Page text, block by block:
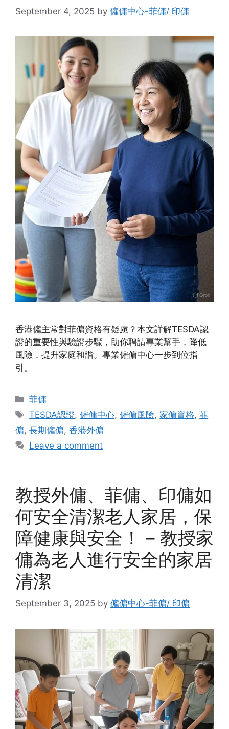
September 4, 2025 by 僱傭中心-菲傭/ 印傭
香港僱主常對菲傭資格有疑慮？本文詳解TESDA認
證的重要性與驗證步驟，助你聘請專業幫手，降低
風險，提升家庭和諧。專業僱傭中心一步到位指
引。
Categories
菲傭
Tags
TESDA認證,僱傭中心,僱傭風險, 家傭資格,菲
傭, 長期僱傭, 香港外傭
Leave a comment
教授外傭、菲傭、印傭如
何安全清潔老人家居，保
障健康與安全！ – 教授家
傭為老人進行安全的家居
清潔
September 3, 2025 by 僱傭中心-菲傭/ 印傭